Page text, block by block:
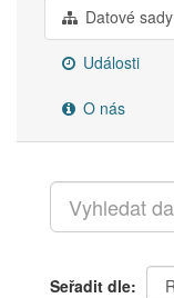
Datové sady
Události
O nás
Seřadit dle